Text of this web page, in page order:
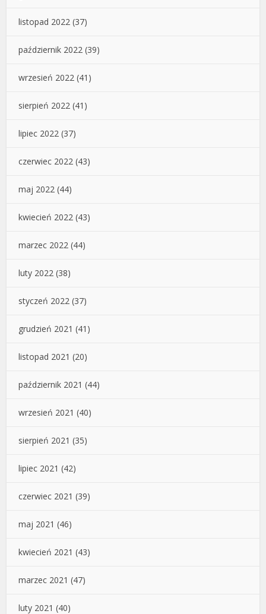
listopad 2022 (37)
październik 2022 (39)
wrzesień 2022 (41)
sierpień 2022 (41)
lipiec 2022 (37)
czerwiec 2022 (43)
maj 2022 (44)
kwiecień 2022 (43)
marzec 2022 (44)
luty 2022 (38)
styczeń 2022 (37)
grudzień 2021 (41)
listopad 2021 (20)
październik 2021 (44)
wrzesień 2021 (40)
sierpień 2021 (35)
lipiec 2021 (42)
czerwiec 2021 (39)
maj 2021 (46)
kwiecień 2021 (43)
marzec 2021 (47)
luty 2021 (40)